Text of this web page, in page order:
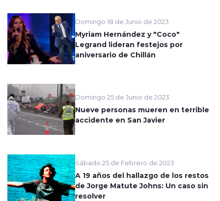
Domingo 18 de Junio de 2023
Myriam Hernández y "Coco"
Legrand lideran festejos por
aniversario de Chillán
Domingo 25 de Junio de 2023
Nueve personas mueren en terrible
accidente en San Javier
Sábado 25 de Febrero de 2023
A 19 años del hallazgo de los restos
de Jorge Matute Johns: Un caso sin
resolver